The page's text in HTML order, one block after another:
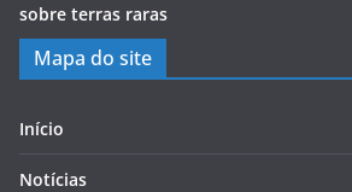
sobre terras raras
Mapa do site
Início
Notícias